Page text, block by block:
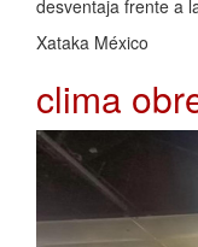
desventaja frente a
Xataka México
clima